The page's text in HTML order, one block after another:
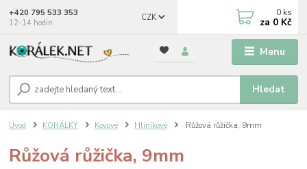
Menu
CZK
Hledat
+420 795 533 353
12-14 hodin
0 ks
za 0 Kč
Úvod KORÁLKY Kovové Hliníkové Růžová růžička, 9mm
Růžová růžička, 9mm